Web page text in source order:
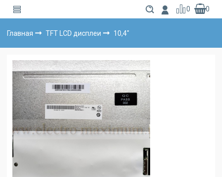
0 0
Главная TFT LCD дисплеи 10,4"